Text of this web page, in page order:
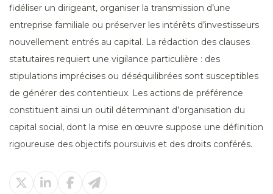
fidéliser un dirigeant, organiser la transmission d’une
entreprise familiale ou préserver les intérêts d’investisseurs
nouvellement entrés au capital. La rédaction des clauses
statutaires requiert une vigilance particulière : des
stipulations imprécises ou déséquilibrées sont susceptibles
de générer des contentieux. Les actions de préférence
constituent ainsi un outil déterminant d’organisation du
capital social, dont la mise en œuvre suppose une définition
rigoureuse des objectifs poursuivis et des droits conférés.